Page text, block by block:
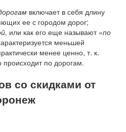
включает в себя длину
ее с городом дорог;
, или как его еще называют «по
меньшей
менее ценно, т. к.
по дорогам.
со скидками от